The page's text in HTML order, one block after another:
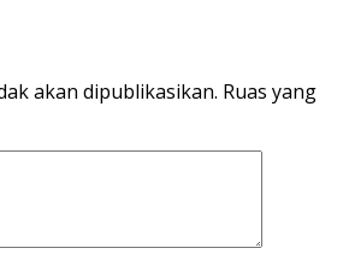
akan dipublikasikan. Ruas yang